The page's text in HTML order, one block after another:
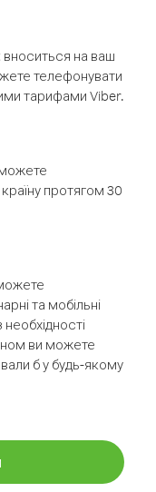
на ваш
телефонувати
тарифами Viber.
протягом 30
та мобільні
ви можете
б у будь-якому